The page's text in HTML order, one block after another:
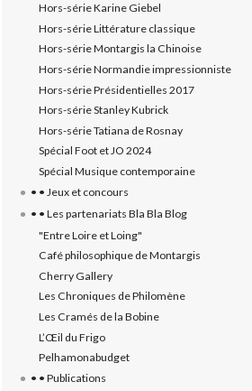
Hors-série Karine Giebel
Hors-série Littérature classique
Hors-série Montargis la Chinoise
Hors-série Normandie impressionniste
Hors-série Présidentielles 2017
Hors-série Stanley Kubrick
Hors-série Tatiana de Rosnay
Spécial Foot et JO 2024
Spécial Musique contemporaine
• • Jeux et concours
• • Les partenariats Bla Bla Blog
"Entre Loire et Loing"
Café philosophique de Montargis
Cherry Gallery
Les Chroniques de Philomène
Les Cramés de la Bobine
L’‎Œil du Frigo
Pelhamonabudget
• • Publications